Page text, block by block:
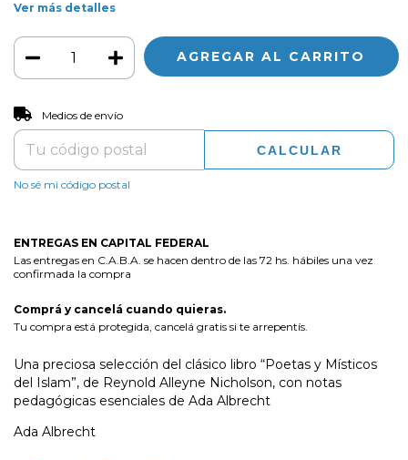
Ver más detalles
Entregas para el CP:
Medios de envío
CALCULAR
No sé mi código postal
ENTREGAS EN CAPITAL FEDERAL
Las entregas en C.A.B.A. se hacen dentro de las 72 hs. hábiles una vez
confirmada la compra
Comprá y cancelá cuando quieras.
Tu compra está protegida, cancelá gratis si te arrepentís.
Una preciosa selección del clásico libro “Poetas y Místicos
del Islam”, de Reynold Alleyne Nicholson, con notas
pedagógicas esenciales de Ada Albrecht
Ada Albrecht